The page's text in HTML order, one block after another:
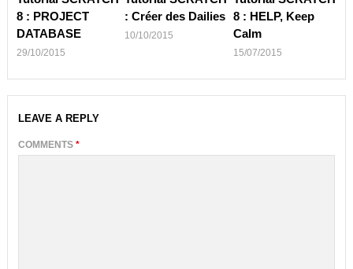
8 : PROJECT
DATABASE
29/10/2015
: Créer des Dailies
10/10/2015
8 : HELP, Keep
Calm
15/07/2015
LEAVE A REPLY
COMMENTS *